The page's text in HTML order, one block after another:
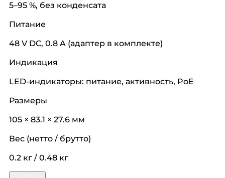
5–95 %, без конденсата
Питание
48 V DC, 0.8 A (адаптер в комплекте)
Индикация
LED-индикаторы: питание, активность, PoE
Размеры
105 × 83.1 × 27.6 мм
Вес (нетто / брутто)
0.2 кг / 0.48 кг